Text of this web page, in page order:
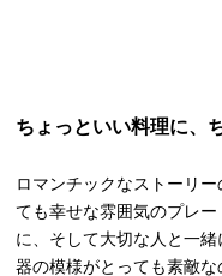
ちょっといい料理に、
ロマンチックなストーリ
ても幸せな雰囲気のプレ
に、そして大切な人と一緒
器の模様がとっても素敵